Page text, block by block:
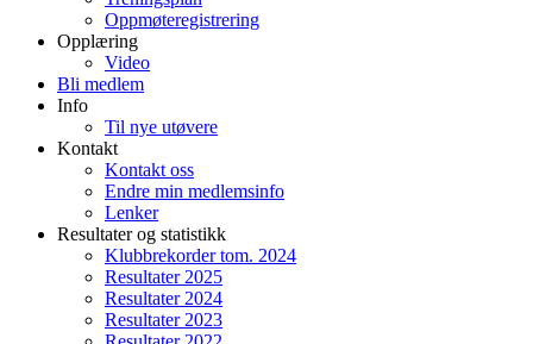
Oppmøteregistrering
Opplæring
Video
Bli medlem
Info
Til nye utøvere
Kontakt
Kontakt oss
Endre min medlemsinfo
Lenker
Resultater og statistikk
Klubbrekorder tom. 2024
Resultater 2025
Resultater 2024
Resultater 2023